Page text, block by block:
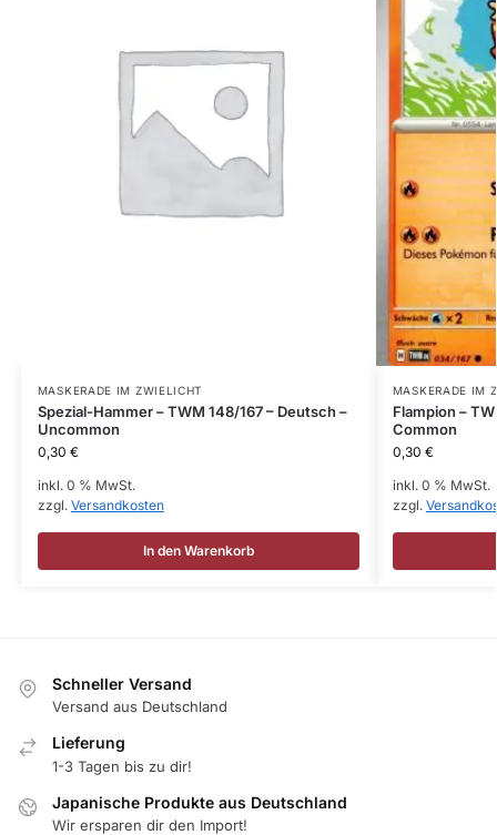
MASKERADE IM ZWIELICHT
Spezial-Hammer – TWM 148/167 – Deutsch –
Uncommon
0,30 €
inkl. 0 % MwSt.
zzgl. Versandkosten
In den Warenkorb
MASKERADE IM
Flampion –
Common
0,30 €
inkl. 0 % MwSt.
zzgl.
Schneller Versand
Versand aus Deutschland
Lieferung
1-3 Tagen bis zu dir!
Japanische Produkte aus Deutschland
Wir ersparen dir den Import!